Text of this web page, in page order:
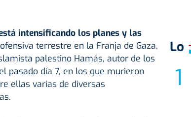
intensificando los planes y las
terrestre en la Franja de Gaza,
palestino Hamás, autor de los
pasado día 7, en los que murieron
ellas varias de diversas
Lo